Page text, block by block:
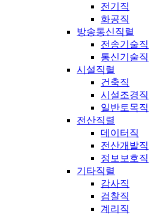
전기직
화공직
방송통신직렬
전송기술직
통신기술직
시설직렬
건축직
시설조경직
일반토목직
전산직렬
데이터직
전산개발직
정보보호직
기타직렬
감사직
검찰직
계리직